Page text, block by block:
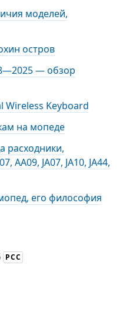
моделей,
остров
— обзор
Wireless Keyboard
на мопеде
расходники,
AA09, JA07, JA10, JA44,
его философия
РСС